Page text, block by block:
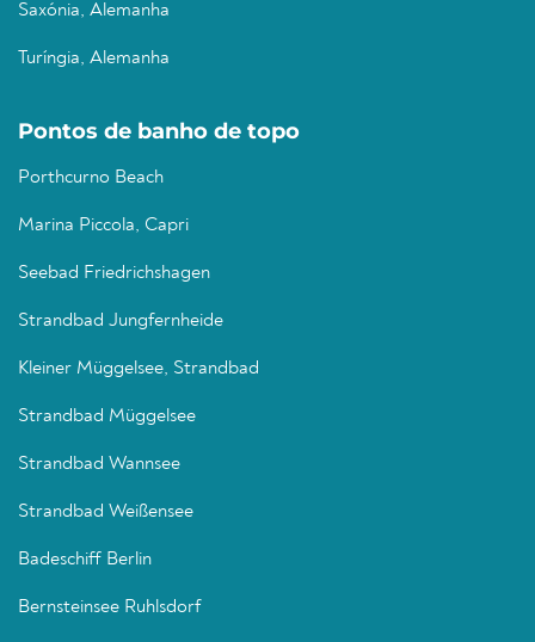
Saxónia, Alemanha
Turíngia, Alemanha
Pontos de banho de topo
Porthcurno Beach
Marina Piccola, Capri
Seebad Friedrichshagen
Strandbad Jungfernheide
Kleiner Müggelsee, Strandbad
Strandbad Müggelsee
Strandbad Wannsee
Strandbad Weißensee
Badeschiff Berlin
Bernsteinsee Ruhlsdorf